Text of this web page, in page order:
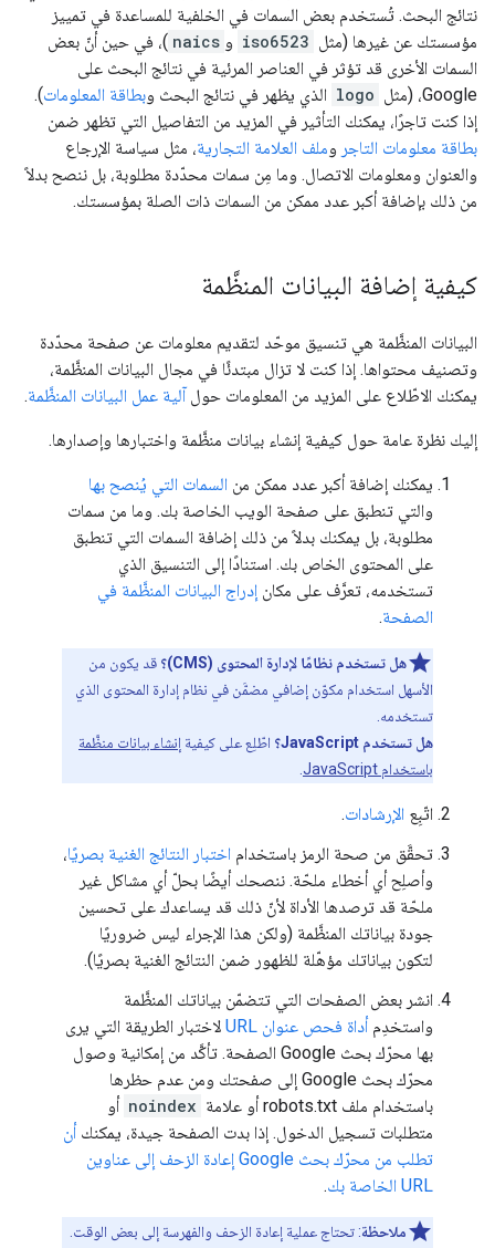
نتائج البحث. تُستخدم بعض السمات في الخلفية للمساعدة في تمييز
مؤسستك عن غيرها (مثل iso6523 و naics )، في حين أنّ بعض
السمات الأخرى قد تؤثر في العناصر المرئية في نتائج البحث على
Google، (مثل
logo الذي يظهر في نتائج البحث وبطاقة المعلومات).
إذا كنت تاجرًا، يمكنك التأثير في المزيد من التفاصيل التي تظهر ضمن
بطاقة معلومات التاجر وملف العلامة التجارية، مثل سياسة الإرجاع
والعنوان ومعلومات الاتصال. وما مِن سمات محدّدة مطلوبة، بل ننصح بدلاً
من ذلك بإضافة أكبر عدد ممكن من السمات ذات الصلة بمؤسستك.
كيفية إضافة البيانات المنظَّمة
البيانات المنظَّمة هي تنسيق موحّد لتقديم معلومات عن صفحة محدّدة
وتصنيف محتواها. إذا كنت لا تزال مبتدئًا في مجال البيانات المنظَّمة،
يمكنك الاطّلاع على المزيد من المعلومات حولآلية عمل البيانات المنظَّمة.
إليك نظرة عامة حول كيفية إنشاء بيانات منظَّمة واختبارها وإصدارها.
يمكنك إضافة أكبر عدد ممكن من السمات التي يُنصح بها
والتي تنطبق على صفحة الويب الخاصة بك. وما من سمات
مطلوبة، بل يمكنك بدلاً من ذلك إضافة السمات التي تنطبق
على المحتوى الخاص بك. استنادًا إلى التنسيق الذي
تستخدمه، تعرَّف على مكان إدراج البيانات المنظَّمة في
الصفحة.
هل تستخدم نظامًا لإدارة المحتوى (CMS)؟
قد يكون من
الأسهل استخدام مكوّن إضافي مضمَّن في نظام إدارة المحتوى الذي
تستخدمه.
هل تستخدم JavaScript؟
اطّلِع على كيفية إنشاء بيانات منظَّمة
باستخدام JavaScript
اتّبِع الإرشادات.
تحقَّق من صحة الرمز باستخدام اختبار النتائج الغنية بصريًا،
وأصلِح أي أخطاء ملحّة. ننصحك أيضًا بحلّ أي مشاكل غير
ملحّة قد ترصدها الأداة لأنّ ذلك قد يساعدك على تحسين
جودة بياناتك المنظَّمة (ولكن هذا الإجراء ليس ضروريًا
لتكون بياناتك مؤهّلة للظهور ضمن النتائج الغنية بصريًا).
انشر بعض الصفحات التي تتضمّن بياناتك المنظَّمة
واستخدِمأداة فحص عنوان URL
لاختبار الطريقة التي يرى
بها محرّك بحث Google الصفحة. تأكَّد من إمكانية وصول
محرّك بحث Google إلى صفحتك ومن عدم حظرها
باستخدام ملف robots.txt أو علامة
noindex أو
متطلبات تسجيل الدخول. إذا بدت الصفحة جيدة، يمكنكأن
تطلب من محرّك بحث Google إعادة الزحف إلى عناوين
URL الخاصة بك
.
ملاحظة: تحتاج عملية إعادة الزحف والفهرسة إلى بعض الوقت.